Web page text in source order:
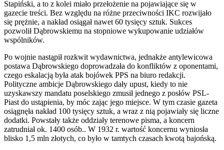
Stapiński, a to z kolei miało przełożenie na pojawiające się w
gazecie treści. Bez względu na różne przeciwności IKC rozwijało
się prężnie, a nakład osiągał nawet 60 tysięcy sztuk. Sukces
pozwolił Dąbrowskiemu na stopniowe wykupowanie udziałów
wspólników.
Po wojnie nastąpił rozkwit wydawnictwa, jednakże antylewicowa
postawa Dąbrowskiego doprowadzała do konfliktów z oponentami,
czego eskalacją była atak bojówek PPS na biuro redakcji.
Polityczne ambicje Dąbrowskiego dały upust, kiedy to nie
uzyskawszy mandatu poselskiego zmusił jednego z posłów PSL-
Piast do ustąpienia, by móc zając jego miejsce. W tym czasie gazeta
osiągnęła nakład 100 tysięcy sztuk, a wraz z nią pojawiały się liczne
dodatki. Powstały także oddziały terenowe pisma, a koncern
zatrudniał ok. 1400 osób.. W 1932 r. wartość koncernu wyniosła
blisko 1,5 mln złotych, co było w tamtych czasach kwotą bajońską.